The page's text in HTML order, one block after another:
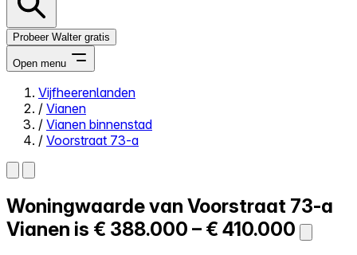
Probeer Walter gratis
Open menu
Close menu
Zelf kopen
Alles-in-één
Reviews
Vijfheerenlanden
/ Vianen
/ Vianen binnenstad
/ Voorstraat 73-a
Woningwaarde van Voorstraat 73-a
Vianen is € 388.000 – € 410.000